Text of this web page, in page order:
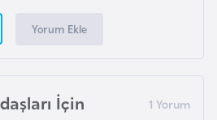
Yorum Ekle
İçin